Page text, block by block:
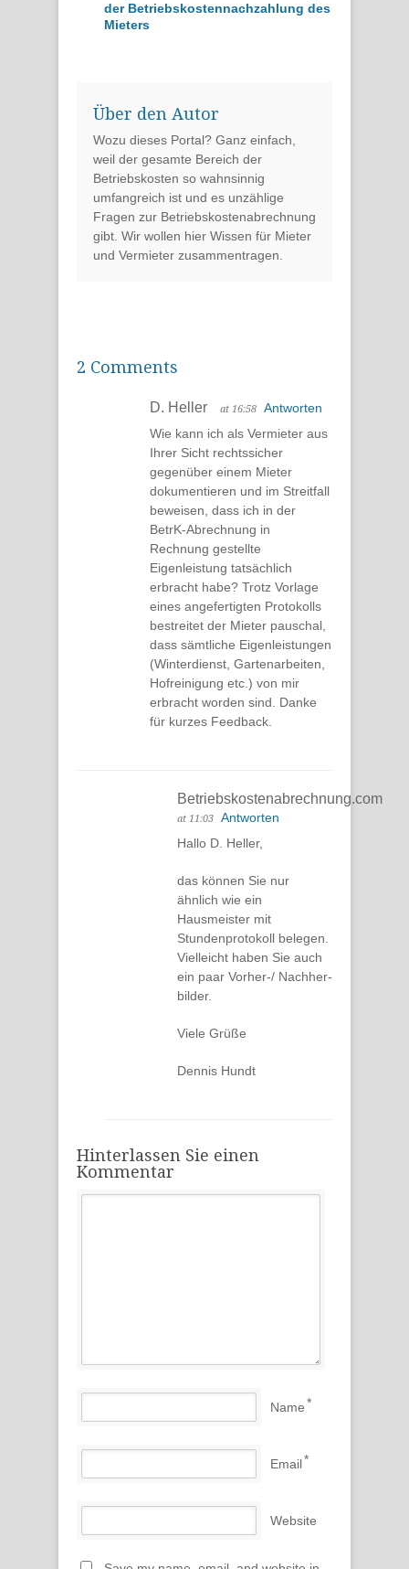
der Betriebskostennachzahlung des
Mieters
Über den Autor
Wozu dieses Portal? Ganz einfach,
weil der gesamte Bereich der
Betriebskosten so wahnsinnig
umfangreich ist und es unzählige
Fragen zur Betriebskostenabrechnung
gibt. Wir wollen hier Wissen für Mieter
und Vermieter zusammentragen.
2 Comments
D. Heller at 16:58
Antworten
Wie kann ich als Vermieter aus
Ihrer Sicht rechtssicher
gegenüber einem Mieter
dokumentieren und im Streitfall
beweisen, dass ich in der
BetrK-Abrechnung in
Rechnung gestellte
Eigenleistung tatsächlich
erbracht habe? Trotz Vorlage
eines angefertigten Protokolls
bestreitet der Mieter pauschal,
dass sämtliche Eigenleistungen
(Winterdienst, Gartenarbeiten,
Hofreinigung etc.) von mir
erbracht worden sind. Danke
für kurzes Feedback.
Betriebskostenabrechnung.com
at 11:03
Antworten
Hallo D. Heller,
das können Sie nur
ähnlich wie ein
Hausmeister mit
Stundenprotokoll belegen.
Vielleicht haben Sie auch
ein paar Vorher-/ Nachher-
bilder.
Viele Grüße
Dennis Hundt
Hinterlassen Sie einen
Kommentar
Name*
Email*
Website